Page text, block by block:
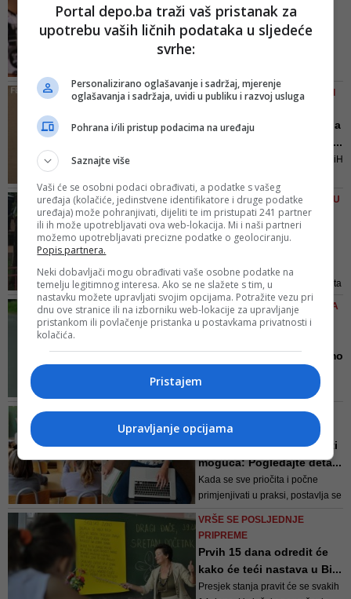
ih upozoravaju na značaj nošenja
maski, kao i roditelji
Svi učenici se od
ponedjeljka vraćaju u
dalje voditi računa o tri bitne stvari
koje čuvaju zdravlje svih: čist,
distanca od dva metra, nošenje
NOVA PRAVILA - APSURDNA I
Goran Čerkez odgovara na
pitanje: Kako će se sada ...
Pomoćnik ministra zdravstva FBiH
mišljenje o ovom problemu, a
izrazio ga je na svom Facebook
profilu
NE NAZIRE SE KRAJ DRAME U
BH. GRADIĆU
Nastavnik udaljen sa
Direktor škole kaže da je dva sata
pokušavao urazumiti kolegu da
se pridržava preporuka ali
bezuspješno
PET DOMAĆIH PREPARATA ZA
ZAŠTITU ORGANIZMA
snažan imunitet: Nije samo
Akutne bolesti disajnog sistema
čovjeka od kojih odrasle osobe
obolijevaju u prosjeku do 5 puta
godišnje, a školska djeca obole i
dva puta više u toku jedne godine
SVAKI DAN MJERI SE
TEMPERATURA
Hoće li nastava uopće biti
moguća: Pogledajte deta...
Kada se sve priočita i počne
primjenjivati u praksi, postavlja se
neminovno pitanje - hoće li
VRŠE SE POSLJEDNJE
PRIPREME
Prvih 15 dana odredit će
kako će teći nastava u Bi...
Presjek stanja pravit će se svakih
Portal depo.ba traži vaš pristanak za
upotrebu vaših ličnih podataka u sljedeće
svrhe:
Personalizirano oglašavanje i sadržaj, mjerenje
oglašavanja i sadržaja, uvidi u publiku i razvoj usluga
Pohrana i/ili pristup podacima na uređaju
Saznajte više
Vaši će se osobni podaci obrađivati, a podatke s vašeg
uređaja (kolačiće, jedinstvene identifikatore i druge podatke
uređaja) može pohranjivati, dijeliti te im pristupati 241 partner
ili ih može upotrebljavati ova web-lokacija. Mi i naši partneri
možemo upotrebljavati precizne podatke o geolociranju.
Popis partnera.
Neki dobavljači mogu obrađivati vaše osobne podatke na
temelju legitimnog interesa. Ako se ne slažete s tim, u
nastavku možete upravljati svojim opcijama. Potražite vezu pri
dnu ove stranice ili na izborniku web-lokacije za upravljanje
pristankom ili povlačenje pristanka u postavkama privatnosti i
kolačića.
Pristajem
Upravljanje opcijama